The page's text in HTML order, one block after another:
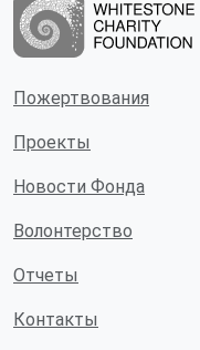
Пожертвования
Проекты
Новости Фонда
Волонтерство
Отчеты
Контакты